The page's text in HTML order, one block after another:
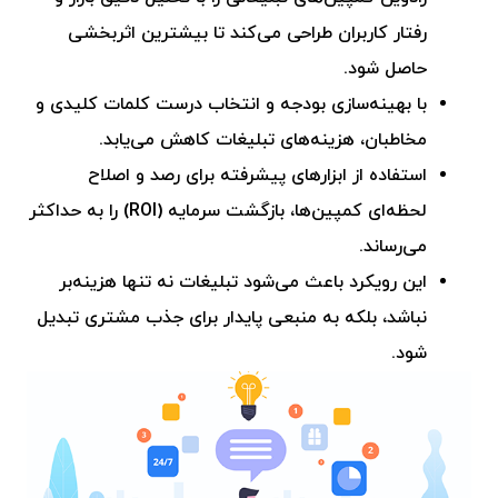
رفتار کاربران طراحی می‌کند تا بیشترین اثربخشی
حاصل شود.
با بهینه‌سازی بودجه و انتخاب درست کلمات کلیدی و
مخاطبان، هزینه‌های تبلیغات کاهش می‌یابد.
استفاده از ابزارهای پیشرفته برای رصد و اصلاح
لحظه‌ای کمپین‌ها، بازگشت سرمایه (ROI) را به حداکثر
می‌رساند.
این رویکرد باعث می‌شود تبلیغات نه تنها هزینه‌بر
نباشد، بلکه به منبعی پایدار برای جذب مشتری تبدیل
شود.